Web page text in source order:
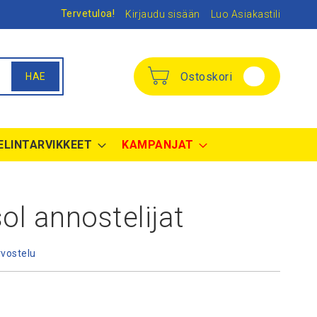
Tervetuloa! Kirjaudu sisään Luo Asiakastili
Ostoskori
HAE
KAMPANJAT
annostelijat